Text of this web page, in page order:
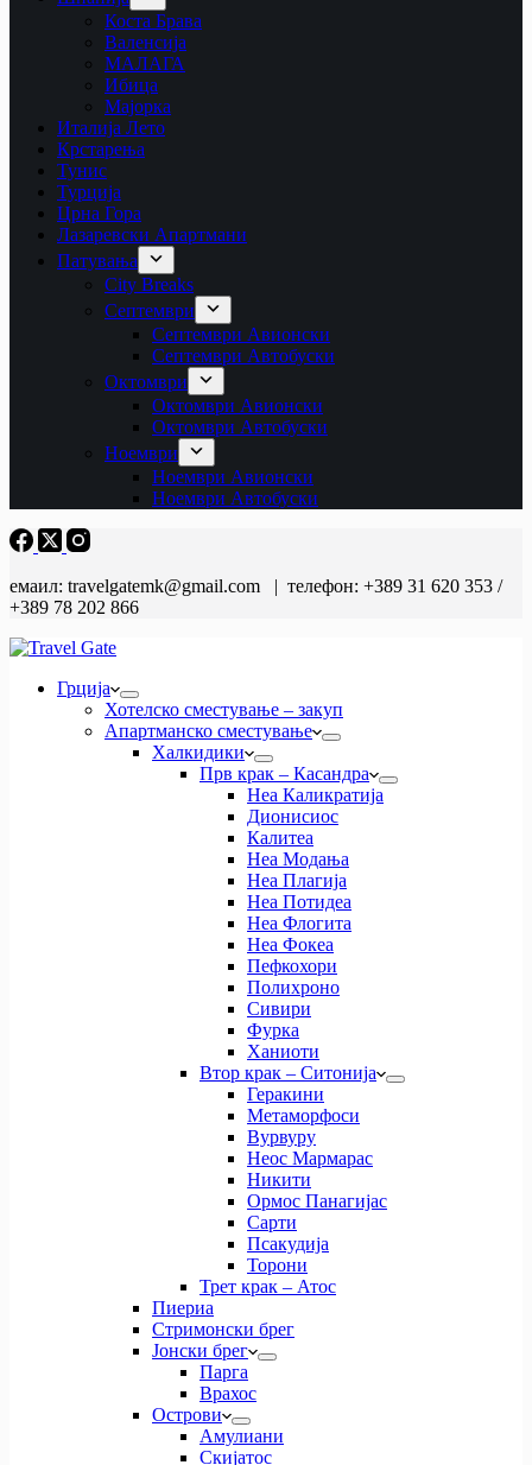
Коста Брава
Валенсија
МАЛАГА
Ибица
Мајорка
Италија Лето
Крстарења
Тунис
Турција
Црна Гора
Лазаревски Апартмани
Патувања
City Breaks
Септември
Септември Авионски
Септември Автобуски
Октомври
Октомври Авионски
Октомври Автобуски
Ноември
Ноември Авионски
Ноември Автобуски
емаил: travelgatemk@gmail.com | телефон: +389 31 620 353 /
+389 78 202 866
Грција
Хотелско сместување – закуп
Апартманско сместување
Халкидики
Прв крак – Касандра
Неа Каликратија
Дионисиос
Калитеа
Неа Модања
Неа Плагија
Неа Потидеа
Неа Флогита
Неа Фокеа
Пефкохори
Полихроно
Сивири
Фурка
Ханиоти
Втор крак – Ситонија
Геракини
Метаморфоси
Вурвуру
Неос Мармарас
Никити
Ормос Панагијас
Сарти
Псакудија
Торони
Трет крак – Атос
Пиериа
Стримонски брег
Јонски брег
Парга
Врахос
Острови
Амулиани
Скијатос